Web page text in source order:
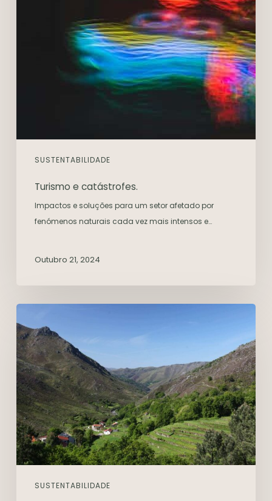
SUSTENTABILIDADE
Turismo e catástrofes.
Impactos e soluções para um setor afetado por
fenómenos naturais cada vez mais intensos e…
Outubro 21, 2024
SUSTENTABILIDADE